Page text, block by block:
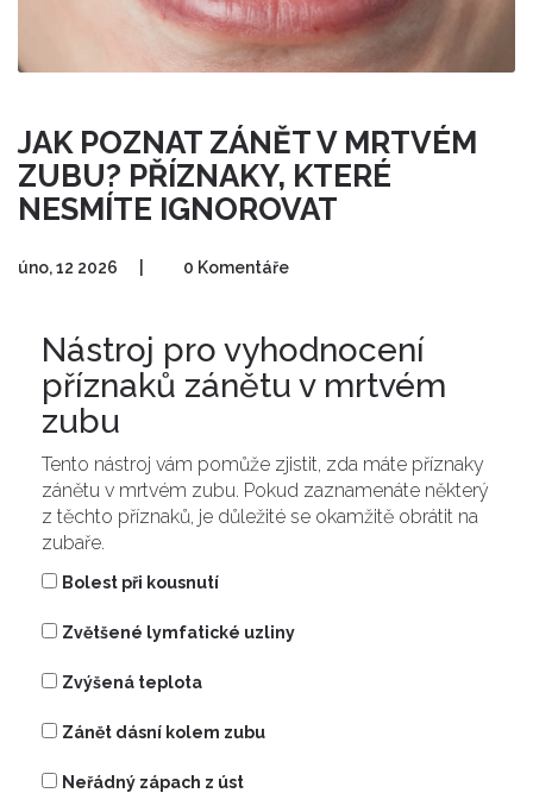
JAK POZNAT ZÁNĚT V MRTVÉM
ZUBU? PŘÍZNAKY, KTERÉ
NESMÍTE IGNOROVAT
úno, 12 2026 0 Komentáře
Nástroj pro vyhodnocení
příznaků zánětu v mrtvém
zubu
Tento nástroj vám pomůže zjistit, zda máte příznaky
zánětu v mrtvém zubu. Pokud zaznamenáte některý
z těchto příznaků, je důležité se okamžitě obrátit na
zubaře.
Bolest při kousnutí
Zvětšené lymfatické uzliny
Zvýšená teplota
Zánět dásní kolem zubu
Neřádný zápach z úst